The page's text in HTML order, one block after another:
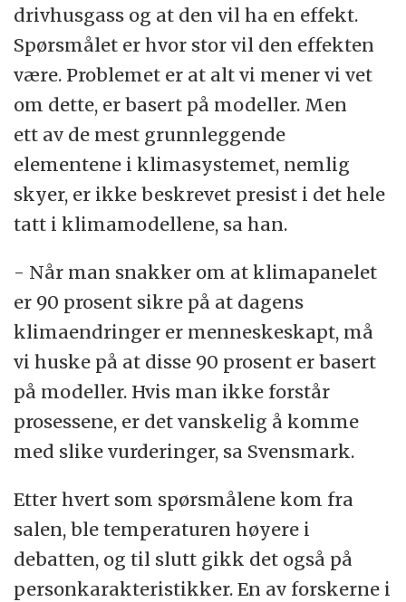
drivhusgass og at den vil ha en effekt.
Spørsmålet er hvor stor vil den effekten
være. Problemet er at alt vi mener vi vet
om dette, er basert på modeller. Men
ett av de mest grunnleggende
elementene i klimasystemet, nemlig
skyer, er ikke beskrevet presist i det hele
tatt i klimamodellene, sa han.
- Når man snakker om at klimapanelet
er 90 prosent sikre på at dagens
klimaendringer er menneskeskapt, må
vi huske på at disse 90 prosent er basert
på modeller. Hvis man ikke forstår
prosessene, er det vanskelig å komme
med slike vurderinger, sa Svensmark.
Etter hvert som spørsmålene kom fra
salen, ble temperaturen høyere i
debatten, og til slutt gikk det også på
personkarakteristikker. En av forskerne i